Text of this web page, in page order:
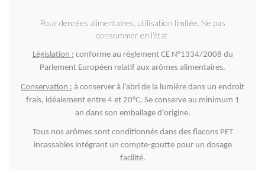
Pour denrées alimentaires, utilisation limitée. Ne pas
consommer en l’état.
Législation : conforme au règlement CE N°1334/2008 du
Parlement Européen relatif aux arômes alimentaires.
Conservation : à conserver à l’abri de la lumière dans un endroit
frais, idéalement entre 4 et 20°C. Se conserve au minimum 1
an dans son emballage d’origine.
Tous nos arômes sont conditionnés dans des flacons PET
incassables intégrant un compte-goutte pour un dosage
facilité.